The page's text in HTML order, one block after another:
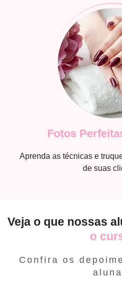
Fotos
Aprenda as técnicas e
de suas
Veja o que nossas
o
Confira os